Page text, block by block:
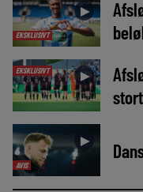
EKSKLUSIVT
►
EKSKLUSIVT ►
AVIS
►